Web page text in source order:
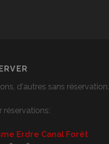
d'autres sans réservation.
réservations:
Erdre Canal Forêt